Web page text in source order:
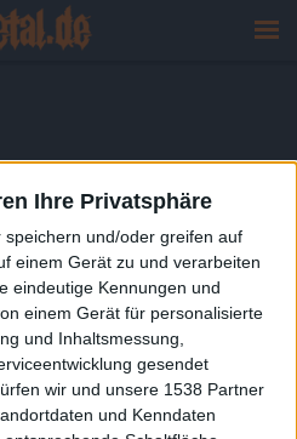
Ihre Privatsphäre
und/oder greifen auf
einem Gerät zu und verarbeiten
eindeutige Kennungen und
einem Gerät für personalisierte
und Inhaltsmessung,
gesendet
wir und unsere 1538 Partner
und Kenndaten